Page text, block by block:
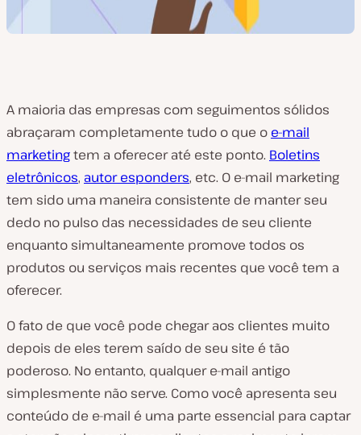
A maioria das empresas com seguimentos sólidos
abraçaram completamente tudo o que o e-mail
marketingtem a oferecer até este ponto. Boletins
eletrônicos, autor esponders, etc. O e-mail marketing
tem sido uma maneira consistente de manter seu
dedo no pulso das necessidades de seu cliente
enquanto simultaneamente promove todos os
produtos ou serviços mais recentes que você tem a
oferecer.
O fato de que você pode chegar aos clientes muito
depois de eles terem saído de seu site é tão
poderoso. No entanto, qualquer e-mail antigo
simplesmente não serve. Como você apresenta seu
conteúdo de e-mail é uma parte essencial para captar